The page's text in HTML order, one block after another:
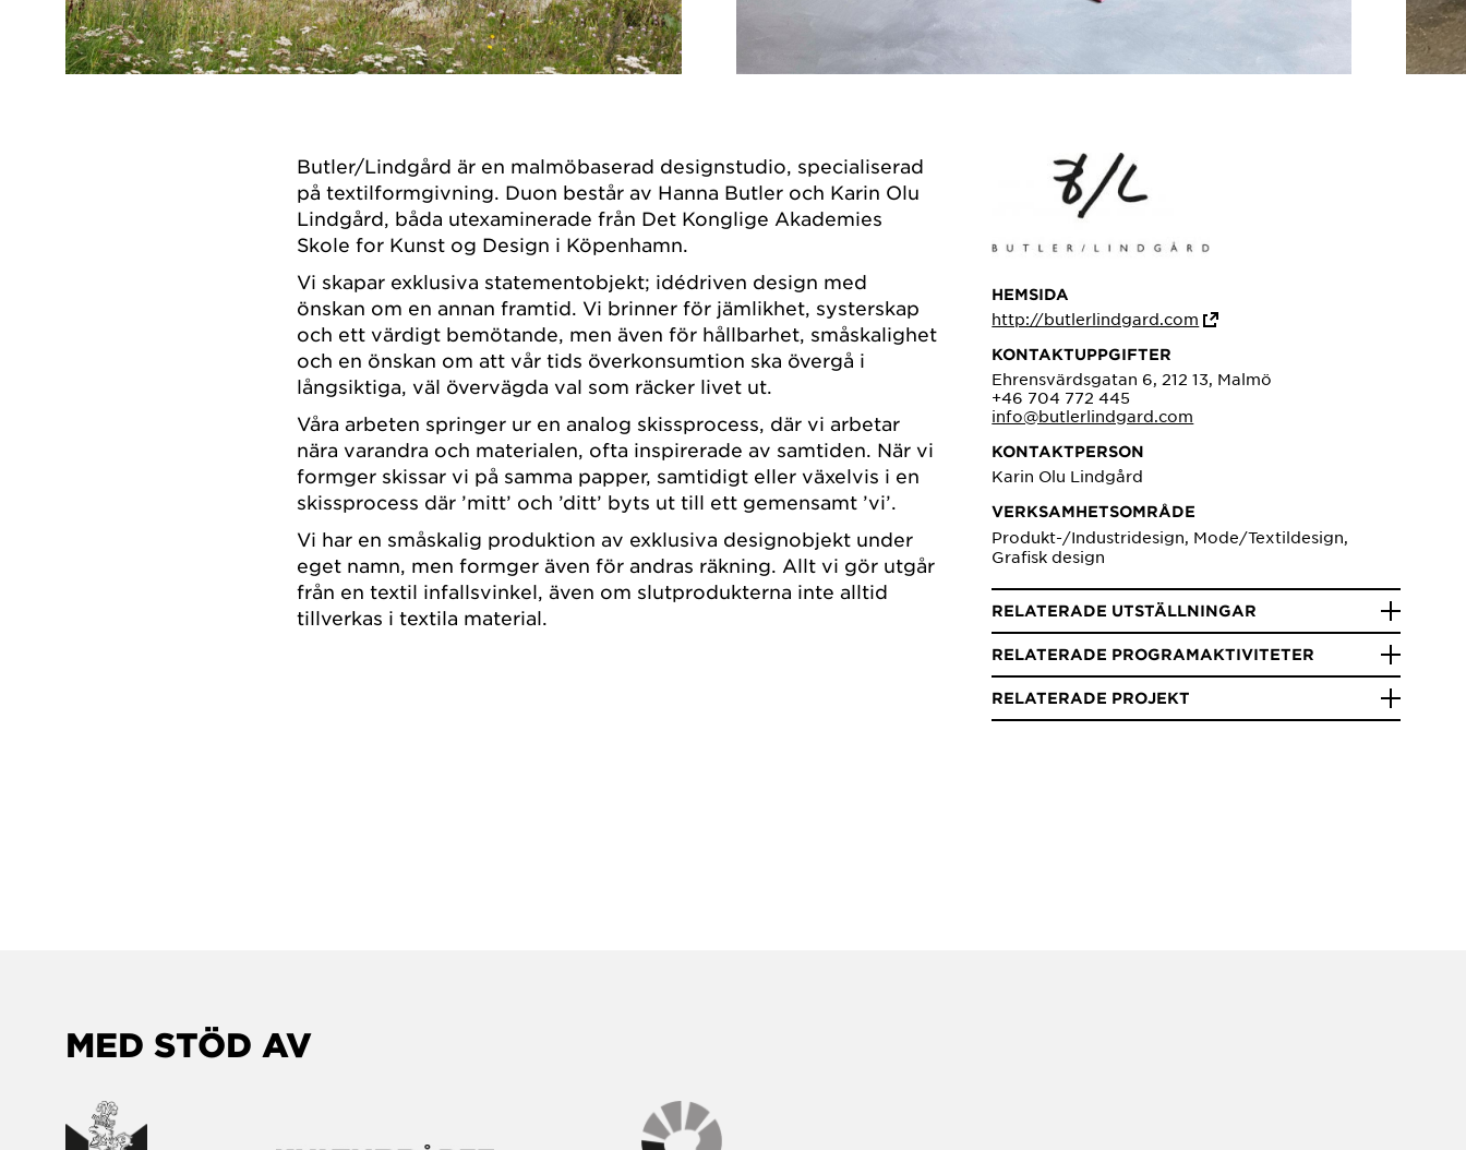
Butler/Lindgård är en malmöbaserad designstudio, specialiserad
på textilformgivning. Duon består av Hanna Butler och Karin Olu
Lindgård, båda utexaminerade från Det Konglige Akademies
Skole for Kunst og Design i Köpenhamn.
Vi skapar exklusiva statementobjekt; idédriven design med
önskan om en annan framtid. Vi brinner för jämlikhet, systerskap
och ett värdigt bemötande, men även för hållbarhet, småskalighet
och en önskan om att vår tids överkonsumtion ska övergå i
långsiktiga, väl övervägda val som räcker livet ut.
Våra arbeten springer ur en analog skissprocess, där vi arbetar
nära varandra och materialen, ofta inspirerade av samtiden. När vi
formger skissar vi på samma papper, samtidigt eller växelvis i en
skissprocess där ’mitt’ och ’ditt’ byts ut till ett gemensamt ’vi’.
Vi har en småskalig produktion av exklusiva designobjekt under
eget namn, men formger även för andras räkning. Allt vi gör utgår
från en textil infallsvinkel, även om slutprodukterna inte alltid
tillverkas i textila material.
HEMSIDA
http://butlerlindgard.com
KONTAKTUPPGIFTER
Ehrensvärdsgatan 6, 212 13, Malmö
+46 704 772 445
info@butlerlindgard.com
KONTAKTPERSON
Karin Olu Lindgård
VERKSAMHETSOMRÅDE
Produkt-/Industridesign, Mode/Textildesign,
Grafisk design
RELATERADE UTSTÄLLNINGAR
RELATERADE PROGRAMAKTIVITETER
RELATERADE PROJEKT
MED STÖD AV